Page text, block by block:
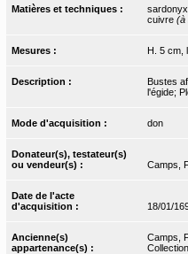
Matières et techniques : sardonyx
cuivre (à
Mesures : H. 5 cm,
Description :
Bustes
l'égide;
Mode d'acquisition : don
Donateur(s), testateur(s)
ou vendeur(s) :
Camps,
Date de l'acte
d'acquisition :
18/01/
Ancienne(s)
appartenance(s) :
Camps,